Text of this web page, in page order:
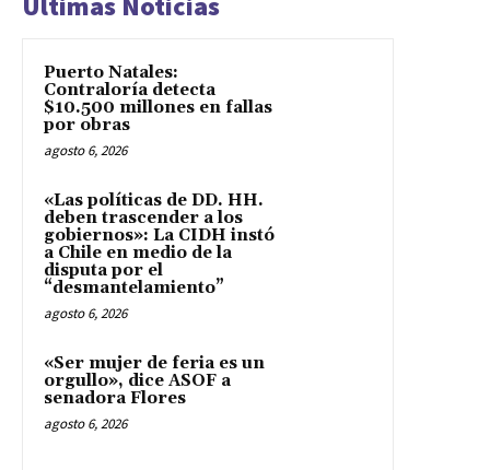
Puerto Natales:
Contraloría detecta
$10.500 millones en fallas
por obras
agosto 6, 2026
«Las políticas de DD. HH.
deben trascender a los
gobiernos»: La CIDH instó
a Chile en medio de la
disputa por el
“desmantelamiento”
agosto 6, 2026
«Ser mujer de feria es un
orgullo», dice ASOF a
senadora Flores
agosto 6, 2026